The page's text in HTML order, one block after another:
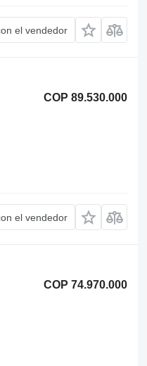
el vendedor
COP 89.530.000
el vendedor
COP 74.970.000